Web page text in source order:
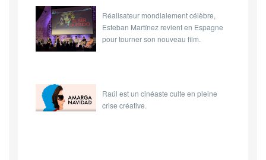
Réalisateur mondialement célèbre,
Esteban Martínez revient en Espagne
pour tourner son nouveau film.
Raúl est un cinéaste culte en pleine
crise créative.